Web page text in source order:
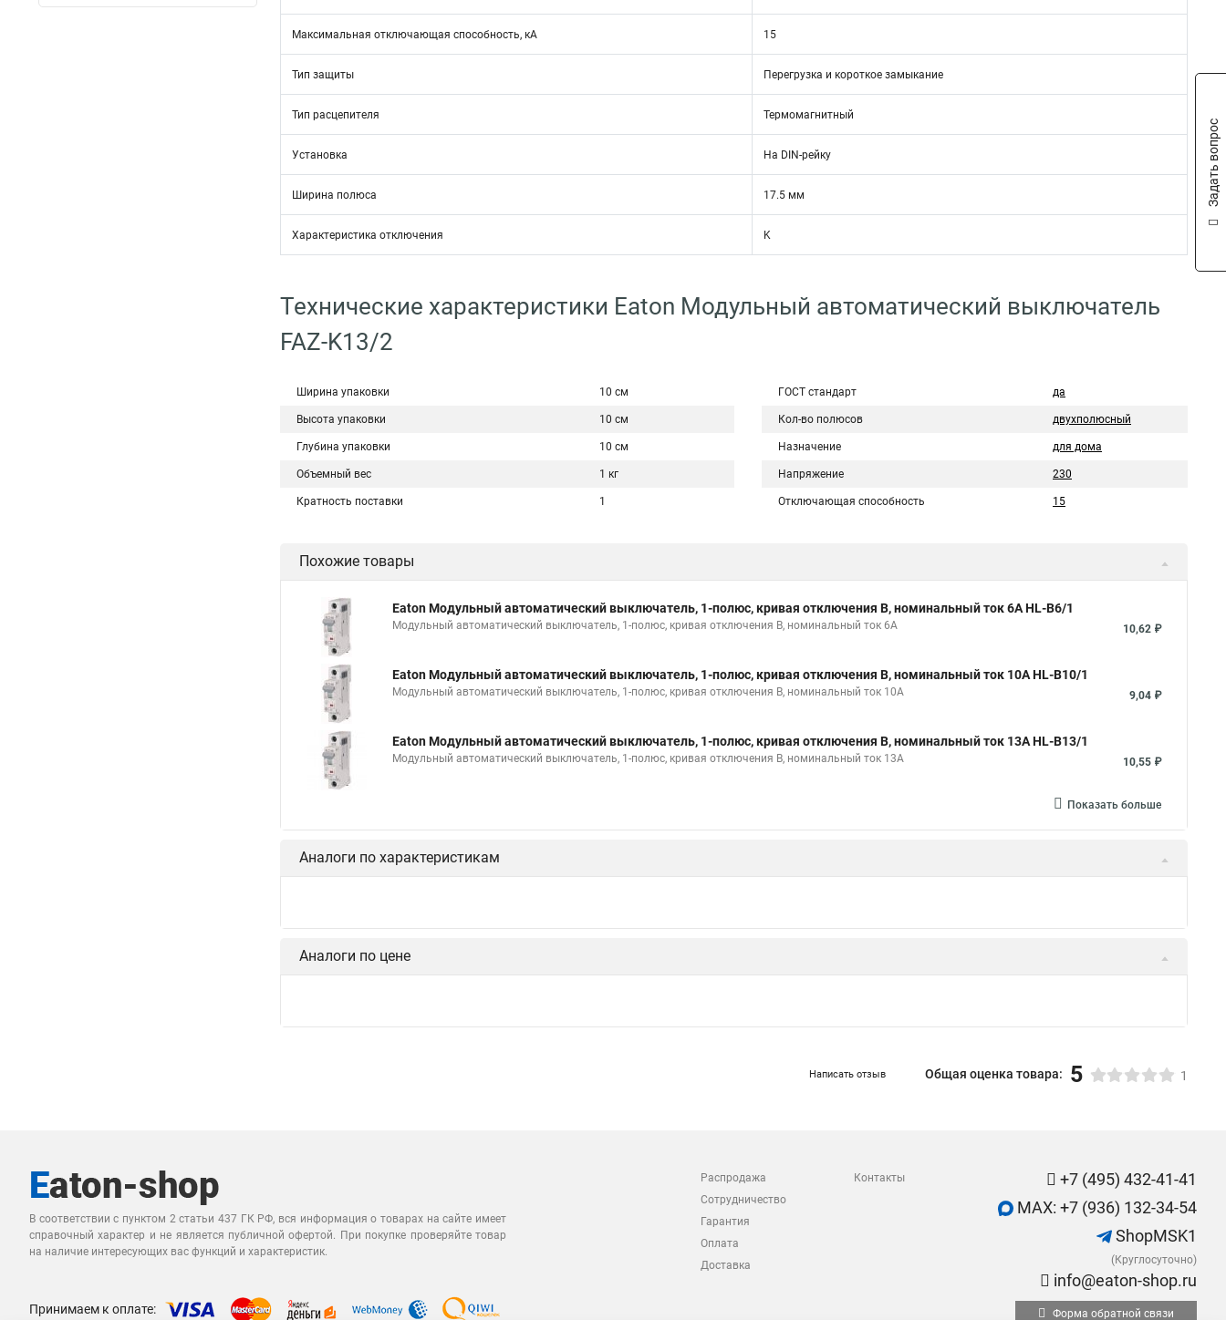
Максимальная отключающая способность, кА 15
Тип защиты Перегрузка и короткое замыкание
Тип расцепителя Термомагнитный
Установка На DIN-рейку
Ширина полюса 17.5 мм
Характеристика отключения K
Технические характеристики Eaton Модульный автоматический выключатель
FAZ-K13/2
Ширина упаковки 10 см
Высота упаковки 10 см
Глубина упаковки 10 см
Объемный вес 1 кг
Кратность поставки 1
ГОСТ стандарт да
Кол-во полюсов двухполюсный
Назначение для дома
Напряжение 230
Отключающая способность 15
Похожие товары
Eaton Модульный автоматический выключатель, 1-полюс, кривая отключения B, номинальный ток 6А HL-B6/1
Модульный автоматический выключатель, 1-полюс, кривая отключения B, номинальный ток 6А 10,62 ₽
Eaton Модульный автоматический выключатель, 1-полюс, кривая отключения B, номинальный ток 10А HL-B10/1
Модульный автоматический выключатель, 1-полюс, кривая отключения B, номинальный ток 10А 9,04 ₽
Eaton Модульный автоматический выключатель, 1-полюс, кривая отключения B, номинальный ток 13А HL-B13/1
Модульный автоматический выключатель, 1-полюс, кривая отключения B, номинальный ток 13А 10,55 ₽
Показать больше
Аналоги по характеристикам
Аналоги по цене
Написать отзыв Общая оценка товара: 5 1
В соответствии с пунктом 2 статьи 437 ГК РФ, вся информация о товарах на сайте имеет
справочный характер и не является публичной офертой. При покупке проверяйте товар
на наличие интересующих вас функций и характеристик.
Распродажа
Сотрудничество
Гарантия
Оплата
Доставка
Контакты
+7 (495) 432-41-41
MAX: +7 (936) 132-34-54
ShopMSK1
(Круглосуточно)
info@eaton-shop.ru
Принимаем к оплате: Форма обратной связи
Задать вопрос